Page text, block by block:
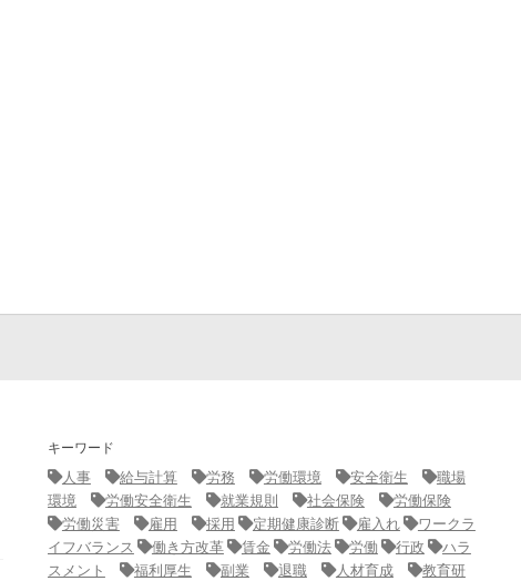
キーワード
人事
給与計算 労務 労働環境 安全衛生
職場
環境
労働安全衛生 就業規則 社会保険
労働保険
労働災害
雇用 採用 定期健康診断 雇入れ
ワークラ
イフバランス
働き方改革 賃金 労働法 労働 行政
ハラ
スメント
福利厚生 副業 退職 人材育成
教育研